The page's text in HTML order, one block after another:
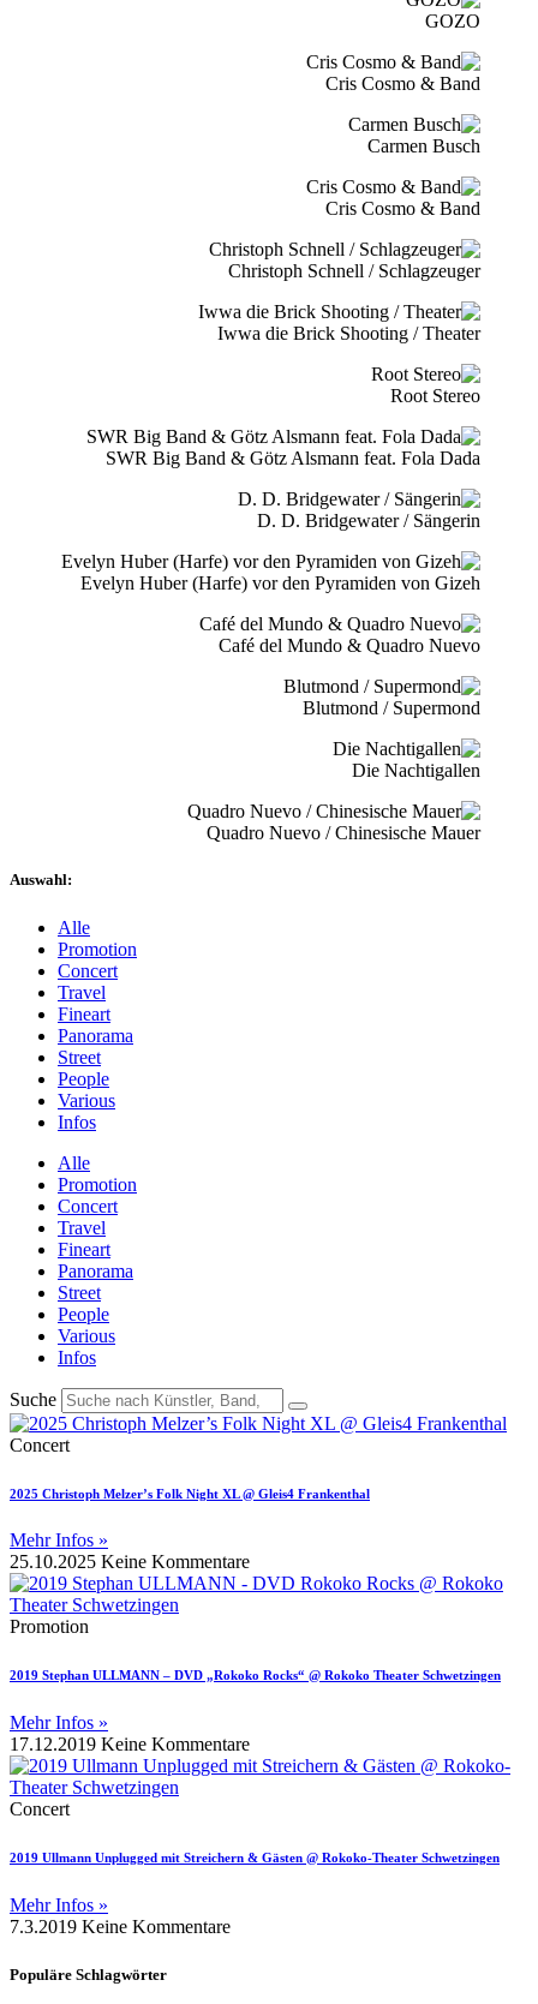
GOZO
Cris Cosmo & Band
Carmen Busch
Cris Cosmo & Band
Christoph Schnell / Schlagzeuger
Iwwa die Brick Shooting / Theater
Root Stereo
SWR Big Band & Götz Alsmann feat. Fola Dada
D. D. Bridgewater / Sängerin
Evelyn Huber (Harfe) vor den Pyramiden von Gizeh
Café del Mundo & Quadro Nuevo
Blutmond / Supermond
Die Nachtigallen
Quadro Nuevo / Chinesische Mauer
Auswahl:
Alle
Promotion
Concert
Travel
Fineart
Panorama
Street
People
Various
Infos
Alle
Promotion
Concert
Travel
Fineart
Panorama
Street
People
Various
Infos
Suche
Concert
2025 Christoph Melzer’s Folk Night XL @ Gleis4 Frankenthal
Mehr Infos »
25.10.2025 Keine Kommentare
Promotion
2019 Stephan ULLMANN – DVD „Rokoko Rocks“ @ Rokoko Theater Schwetzingen
Mehr Infos »
17.12.2019 Keine Kommentare
Concert
2019 Ullmann Unplugged mit Streichern & Gästen @ Rokoko-Theater Schwetzingen
Mehr Infos »
7.3.2019 Keine Kommentare
Populäre Schlagwörter